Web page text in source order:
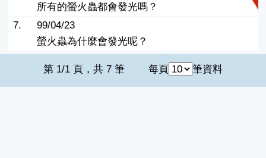
所有的螢火蟲都會發光嗎？
7.
99/04/23
螢火蟲為什麼會發光呢？
第 1/1 頁，共 7 筆 每頁 筆資料